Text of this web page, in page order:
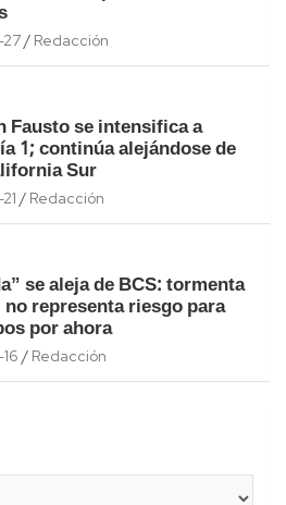
Redacción
Fausto se intensifica a
1; continúa alejándose de
Sur
Redacción
se aleja de BCS: tormenta
representa riesgo para
por ahora
Redacción